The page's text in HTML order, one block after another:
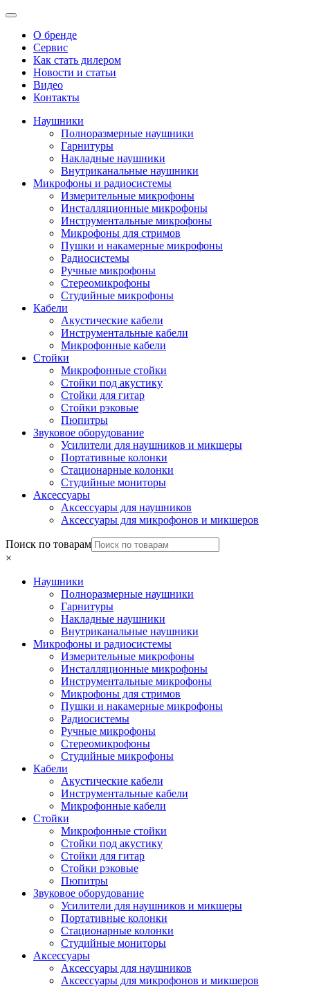
О бренде
Сервис
Как стать дилером
Новости и статьи
Видео
Контакты
Наушники
Полноразмерные наушники
Гарнитуры
Накладные наушники
Внутриканальные наушники
Микрофоны и радиосистемы
Измерительные микрофоны
Инсталляционные микрофоны
Инструментальные микрофоны
Микрофоны для стримов
Пушки и накамерные микрофоны
Радиосистемы
Ручные микрофоны
Стереомикрофоны
Студийные микрофоны
Кабели
Акустические кабели
Инструментальные кабели
Микрофонные кабели
Стойки
Микрофонные стойки
Стойки под акустику
Стойки для гитар
Стойки рэковые
Пюпитры
Звуковое оборудование
Усилители для наушников и микшеры
Портативные колонки
Стационарные колонки
Студийные мониторы
Аксессуары
Аксессуары для наушников
Аксессуары для микрофонов и микшеров
Поиск по товарам
×
Наушники
Полноразмерные наушники
Гарнитуры
Накладные наушники
Внутриканальные наушники
Микрофоны и радиосистемы
Измерительные микрофоны
Инсталляционные микрофоны
Инструментальные микрофоны
Микрофоны для стримов
Пушки и накамерные микрофоны
Радиосистемы
Ручные микрофоны
Стереомикрофоны
Студийные микрофоны
Кабели
Акустические кабели
Инструментальные кабели
Микрофонные кабели
Стойки
Микрофонные стойки
Стойки под акустику
Стойки для гитар
Стойки рэковые
Пюпитры
Звуковое оборудование
Усилители для наушников и микшеры
Портативные колонки
Стационарные колонки
Студийные мониторы
Аксессуары
Аксессуары для наушников
Аксессуары для микрофонов и микшеров